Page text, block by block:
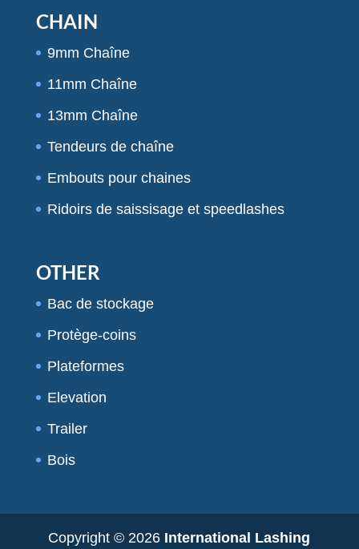
CHAIN
9mm Chaîne
11mm Chaîne
13mm Chaîne
Tendeurs de chaîne
Embouts pour chaines
Ridoirs de saissisage et speedlashes
OTHER
Bac de stockage
Protège-coins
Plateformes
Elevation
Trailer
Bois
Copyright © 2026 International Lashing